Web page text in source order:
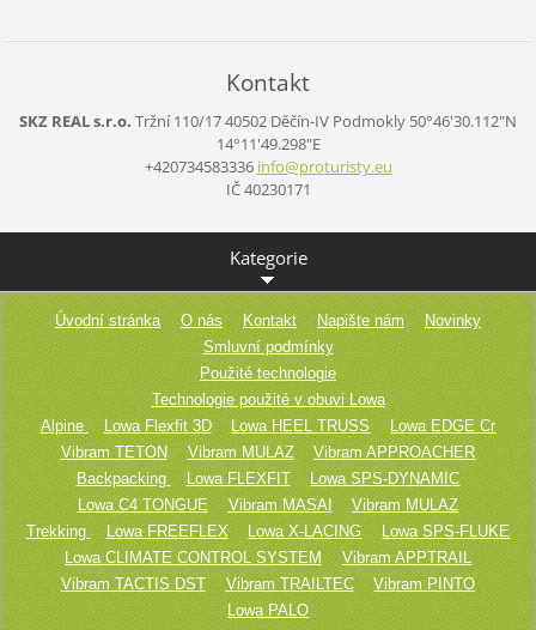
Kontakt
SKZ REAL s.r.o. Tržní 110/1740502 Děčín-IV Podmokly 50°46'30.112"N
14°11'49.298"E
+420734583336 info@proturisty.eu
IČ 40230171
Kategorie
Úvodní stránka O nás Kontakt Napište nám
Novinky
Smluvní podmínky
Použité technologie
Technologie použité v obuvi Lowa
Alpine
Lowa Flexfit 3D Lowa HEEL TRUSS
Lowa EDGE Cr
Vibram TETON
Vibram MULAZ
Vibram APPROACHER
Backpacking
Lowa FLEXFIT
Lowa SPS-DYNAMIC
Lowa C4 TONGUE
Vibram MASAI
Vibram MULAZ
Trekking
Lowa FREEFLEX Lowa X-LACING
Lowa SPS-FLUKE
Lowa CLIMATE CONTROL SYSTEM
Vibram APPTRAIL
Vibram TACTIS DST
Vibram TRAILTEC
Vibram PINTO
Lowa PALO